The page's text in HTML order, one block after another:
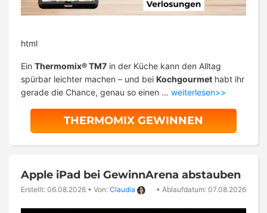
html
Ein Thermomix® TM7 in der Küche kann den Alltag
spürbar leichter machen – und bei Kochgourmet habt ihr
gerade die Chance, genau so einen … weiterlesen>>
THERMOMIX GEWINNEN
Apple iPad bei GewinnArena abstauben
Erstellt: 06.08.2026 • Von: Claudia • Ablaufdatum: 07.08.2026